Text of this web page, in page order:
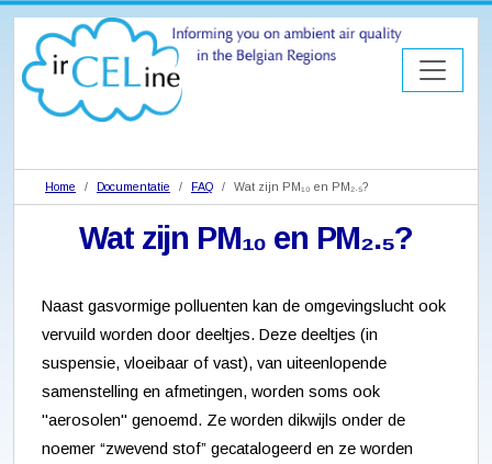
Home Documentatie FAQ Wat zijn PM₁₀ en PM₂.₅?
Wat zijn PM₁₀ en PM₂.₅?
Naast gasvormige polluenten kan de omgevingslucht ook
vervuild worden door deeltjes. Deze deeltjes (in
suspensie, vloeibaar of vast), van uiteenlopende
samenstelling en afmetingen, worden soms ook
"aerosolen" genoemd. Ze worden dikwijls onder de
noemer “zwevend stof” gecatalogeerd en ze worden